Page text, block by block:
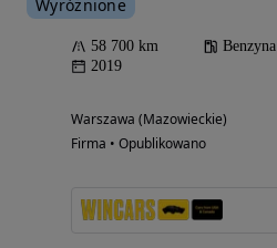
Wyróżnione
58 700 km Benzyna
2019
Warszawa (Mazowieckie)
Firma • Opublikowano